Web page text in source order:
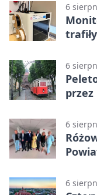
6
6
przez
6
6